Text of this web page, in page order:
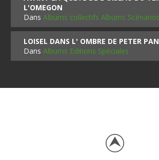
L'OMEGON
DansAlbums collectifs Albums Scénarios
LOISEL DANS L' OMBRE DE PETER PAN
DansAlbums Editions Spéciales